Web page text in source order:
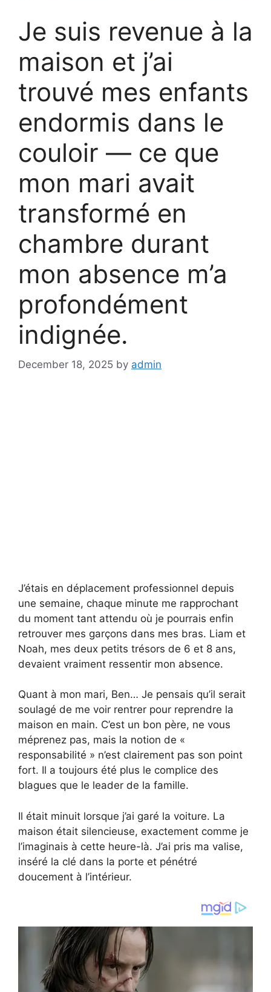
Je suis revenue à la
maison et j’ai
trouvé mes enfants
endormis dans le
couloir — ce que
mon mari avait
transformé en
chambre durant
mon absence m’a
profondément
indignée.
December 18, 2025 by admin
J’étais en déplacement professionnel depuis
une semaine, chaque minute me rapprochant
du moment tant attendu où je pourrais enfin
retrouver mes garçons dans mes bras. Liam et
Noah, mes deux petits trésors de 6 et 8 ans,
devaient vraiment ressentir mon absence.
Quant à mon mari, Ben… Je pensais qu’il serait
soulagé de me voir rentrer pour reprendre la
maison en main. C’est un bon père, ne vous
méprenez pas, mais la notion de «
responsabilité » n’est clairement pas son point
fort. Il a toujours été plus le complice des
blagues que le leader de la famille.
Il était minuit lorsque j’ai garé la voiture. La
maison était silencieuse, exactement comme je
l’imaginais à cette heure-là. J’ai pris ma valise,
inséré la clé dans la porte et pénétré
doucement à l’intérieur.